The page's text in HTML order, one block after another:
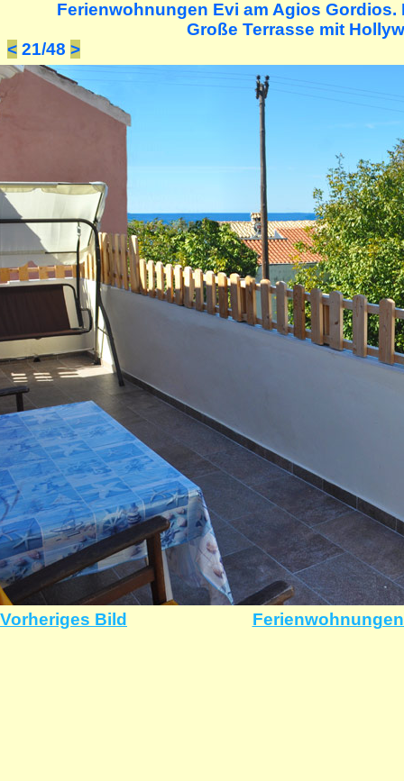
Ferienwohnungen Evi am Agios
Große Terrasse mit
< 21/48 >
Vorheriges Bild